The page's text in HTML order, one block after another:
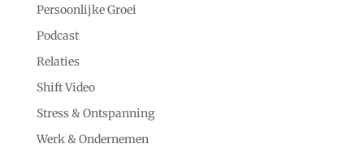
Persoonlijke Groei
Podcast
Relaties
Shift Video
Stress & Ontspanning
Werk & Ondernemen